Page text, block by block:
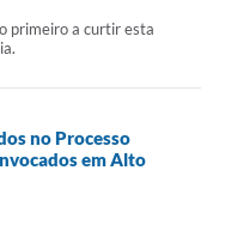
primeiro a curtir esta
no Processo
em Alto